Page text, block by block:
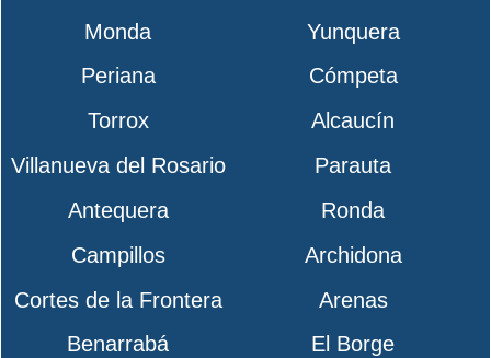
Monda
Yunquera
Periana
Cómpeta
Torrox
Alcaucín
Villanueva del Rosario
Parauta
Antequera
Ronda
Campillos
Archidona
Cortes de la Frontera
Arenas
Benarrabá
El Borge